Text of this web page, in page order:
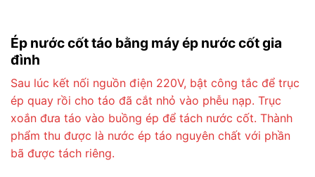
Ép nước cốt táo bằng máy ép nước cốt gia
đình
Sau lúc kết nối nguồn điện 220V, bật công tắc để trục
ép quay rồi cho táo đã cắt nhỏ vào phễu nạp. Trục
xoắn đưa táo vào buồng ép để tách nước cốt. Thành
phẩm thu được là nước ép táo nguyên chất với phần
bã được tách riêng.